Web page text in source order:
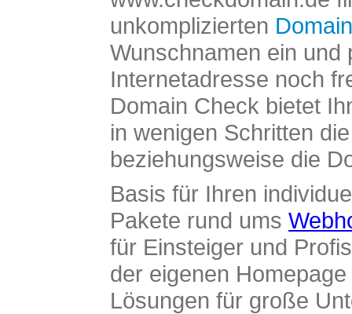
unkomplizierten
Wunschnamen ein und
Internetadresse noch
Domain Check bietet
in wenigen Schritten
beziehungsweise die
Basis für Ihren
Pakete rund ums
für Einsteiger und
der eigenen
Lösungen für große